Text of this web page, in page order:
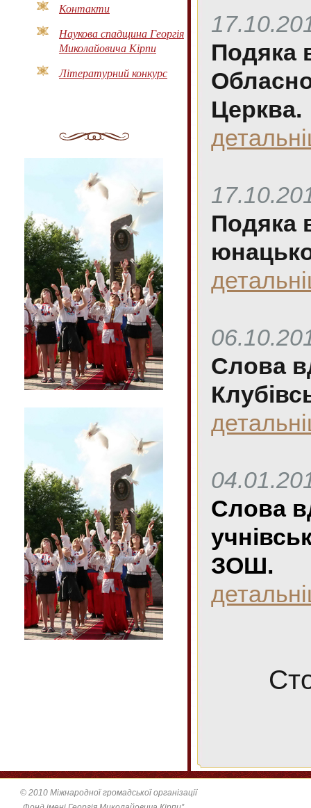
Контакти
Наукова спадщина Георгія
Миколайовича Кірпи
Літературний конкурс
Подяка
Церква.
Подяка
Слова
Слова
ЗОШ.
© 2010 Міжнародної громадської організації